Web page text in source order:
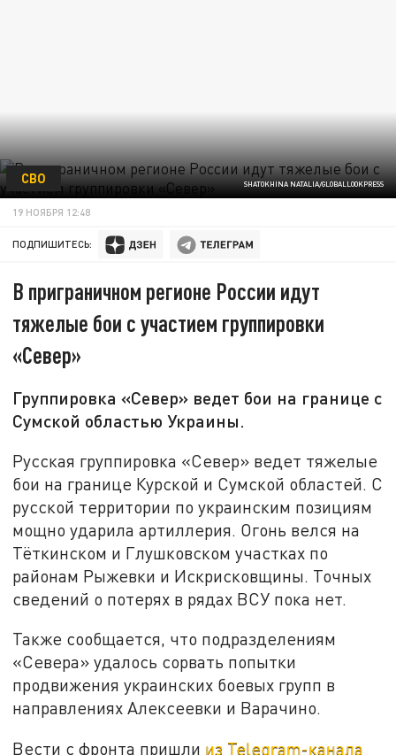
SHATOKHINA NATALIA/GLOBALLOOKPRESS
СВО
19 НОЯБРЯ 12:48
ПОДПИШИТЕСЬ:
В приграничном регионе России идут
тяжелые бои с участием группировки
«Север»
Группировка «Север» ведет бои на границе с
Сумской областью Украины.
Русская группировка «Север» ведет тяжелые
бои на границе Курской и Сумской областей. С
русской территории по украинским позициям
мощно ударила артиллерия. Огонь велся на
Тёткинском и Глушковском участках по
районам Рыжевки и Искрисковщины. Точных
сведений о потерях в рядах ВСУ пока нет.
Также сообщается, что подразделениям
«Севера» удалось сорвать попытки
продвижения украинских боевых групп в
направлениях Алексеевки и Варачино.
Вести с фронта пришли из Telegram-канала